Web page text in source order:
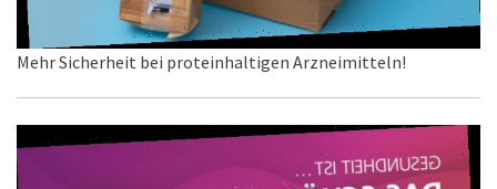
Mehr Sicherheit bei proteinhaltigen Arzneimitteln!